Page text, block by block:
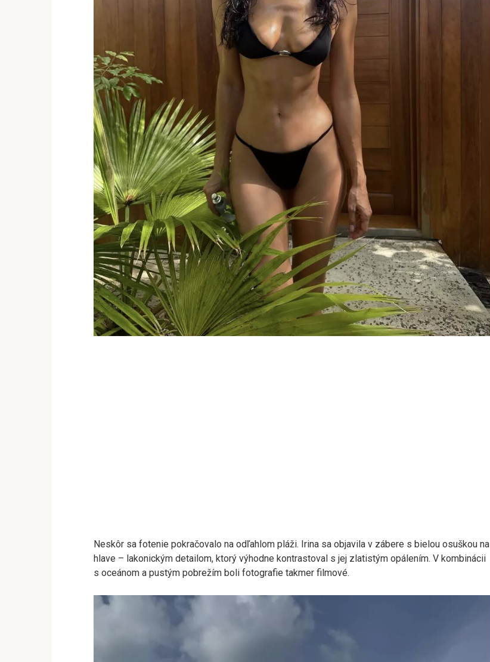
Neskôr sa fotenie pokračovalo na odľahlom pláži. Irina sa objavila v zábere s bielou osuškou na
hlave – lakonickým detailom, ktorý výhodne kontrastoval s jej zlatistým opálením. V kombinácii
s oceánom a pustým pobrežím boli fotografie takmer filmové.